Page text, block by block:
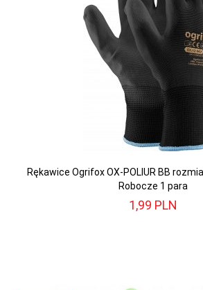
Rękawice Ogrifox OX-POLIUR BB
Robocze 1 para
1,99 PLN